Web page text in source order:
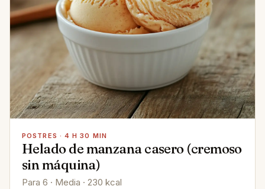
POSTRES · 4 H 30 MIN
Helado de manzana casero (cremoso
sin máquina)
Para 6 · Media · 230 kcal